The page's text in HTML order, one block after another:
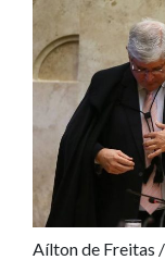
Aílton de Freitas